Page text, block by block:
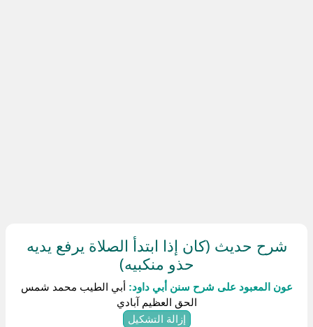
شرح حديث (كان إذا ابتدأ الصلاة يرفع يديه
حذو منكبيه)
عون المعبود على شرح سنن أبي داود: أبي الطيب محمد شمس
الحق العظيم آبادي
إزالة التشكيل